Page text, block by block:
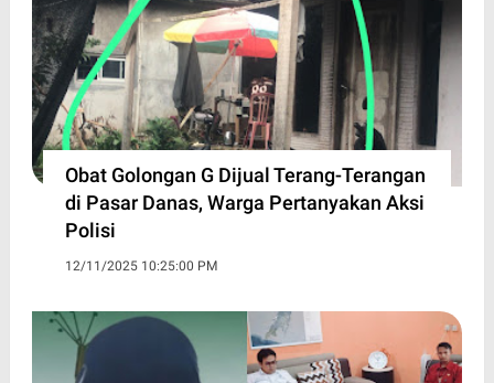
Obat Golongan G Dijual Terang-Terangan
di Pasar Danas, Warga Pertanyakan Aksi
Polisi
12/11/2025 10:25:00 PM